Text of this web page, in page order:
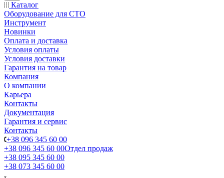
Каталог
Оборудование для СТО
Инструмент
Новинки
Оплата и доставка
Условия оплаты
Условия доставки
Гарантия на товар
Компания
О компании
Карьера
Контакты
Документация
Гарантия и сервис
Контакты
+38 096 345 60 00
+38 096 345 60 00Отдел продаж
+38 095 345 60 00
+38 073 345 60 00